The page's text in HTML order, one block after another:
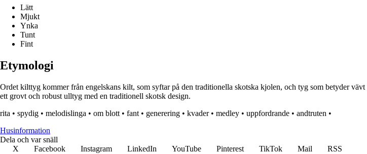
Lätt
Mjukt
Ynka
Tunt
Fint
Etymologi
Ordet kilttyg kommer från engelskans kilt, som syftar på den traditionella skotska kjolen, och tyg som betyder
ett grovt och robust ulltyg med en traditionell skotsk design.
rita • spydig • melodislinga • om blott • fant • generering • kvader• medley • uppfordrande • andtruten •
Husinformation
Dela och var snäll
X
Facebook Instagram LinkedIn YouTube Pinterest TikTok Mail
RSS